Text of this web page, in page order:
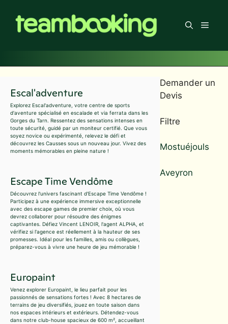
contenu
Menu
Escal'adventure
Explorez Escal'adventure, votre centre de sports
d'aventure spécialisé en escalade et via ferrata dans les
Gorges du Tarn. Ressentez des sensations intenses en
toute sécurité, guidé par un moniteur certifié. Que vous
soyez novice ou expérimenté, relevez le défi et
découvrez les Causses sous un nouveau jour. Vivez des
moments mémorables en pleine nature !
Escape Time Vendôme
Découvrez l'univers fascinant d'Escape Time Vendôme !
Participez à une expérience immersive exceptionnelle
avec des escape games de premier choix, où vous
devrez collaborer pour résoudre des énigmes
captivantes. Défiez Vincent LENOIR, l'agent ALPHA, et
vérifiez si l'agence est réellement à la hauteur de ses
promesses. Idéal pour les familles, amis ou collègues,
préparez-vous à vivre une heure de jeu mémorable !
Europaint
Venez explorer Europaint, le lieu parfait pour les
passionnés de sensations fortes ! Avec 8 hectares de
terrains de jeu diversifiés, jouez en toute saison dans
nos espaces intérieurs et extérieurs. Détendez-vous
dans notre club-house spacieux de 600 m², accueillant
Demander un
Devis
Filtre
Mostuéjouls
Aveyron